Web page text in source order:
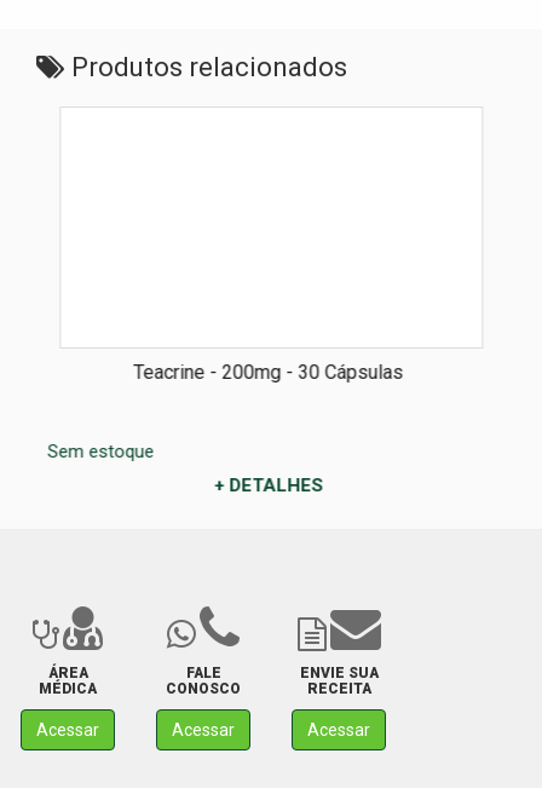
Produtos relacionados
Teacrine - 200mg - 30 Cápsulas
Sem estoque
+ DETALHES
ÁREA
MÉDICA
Acessar
FALE
CONOSCO
Acessar
ENVIE SUA
RECEITA
Acessar